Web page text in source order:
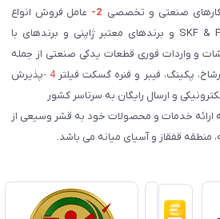
صنعتی و تخصصی 2-
عامل فروش انواع
بلبرینگ با مارکهای تجاری SKF & FAG و برندهای معتبر ژاپنی و برندهای با
و واردات فوری قطعات یدکی صنعتی از جمله
پکینگ، فیبر و فنره گسکت فیلتر4 - پذیرش
و ارسال رایگان به سرتاسر کشور
ارائه خدمات و محصولات خود به قشر وسیعی از
قفقاز و آسیای میانه می باشد.